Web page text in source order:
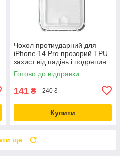
Чохол протиударний для
iPhone 14 Pro прозорий TPU
захист від падінь і подряпин
Готово до відправки
141 ₴ 240 ₴
Купити
ще